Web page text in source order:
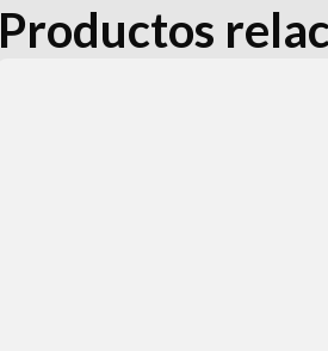
Productos